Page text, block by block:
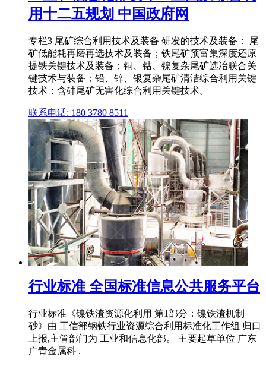
用十二五规划 中国政府网
专栏3 尾矿综合利用技术及装备 研发的技术及装备： 尾
矿低能耗再磨再选技术及装备；铁尾矿预富集深度还原
提铁关键技术及装备；铜、钴、镍复杂尾矿选冶联合关
键技术与装备；铅、锌、银复杂尾矿清洁综合利用关键
技术；含砷尾矿无害化综合利用关键技术。
联系电话: 180 3780 8511
行业标准 全国标准信息公共服务平台
行业标准《镍铁渣资源化利用 第1部分：镍铁渣机制
砂》由 工信部钢铁行业资源综合利用标准化工作组 归口
上报,主管部门为 工业和信息化部。 主要起草单位 广东
广青金属科 .